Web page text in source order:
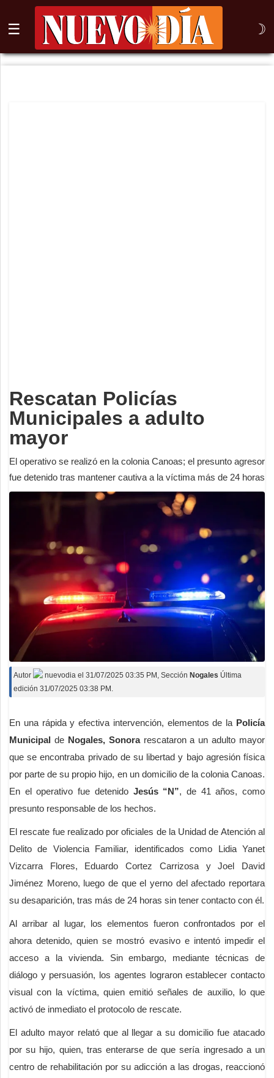
☰ ☽
⌕
Rescatan Policías
Municipales a adulto
mayor
El operativo se realizó en la colonia Canoas; el presunto agresor
fue detenido tras mantener cautiva a la víctima más de 24 horas
Autor nuevodia el 31/07/2025 03:35 PM , Sección Nogales Última
edición 31/07/2025 03:38 PM.
En una rápida y efectiva intervención, elementos de la Policía
Municipal de Nogales, Sonorarescataron a un adulto mayor
que se encontraba privado de su libertad y bajo agresión física
por parte de su propio hijo, en un domicilio de la colonia Canoas.
En el operativo fue detenido Jesús “N”, de 41 años, como
presunto responsable de los hechos.
El rescate fue realizado por oficiales de la Unidad de Atención al
Delito de Violencia Familiar, identificados como Lidia Yanet
Vizcarra Flores, Eduardo Cortez Carrizosa y Joel David
Jiménez Moreno, luego de que el yerno del afectado reportara
su desaparición, tras más de 24 horas sin tener contacto con él.
Al arribar al lugar, los elementos fueron confrontados por el
ahora detenido, quien se mostró evasivo e intentó impedir el
acceso a la vivienda. Sin embargo, mediante técnicas de
diálogo y persuasión, los agentes lograron establecer contacto
visual con la víctima, quien emitió señales de auxilio, lo que
activó de inmediato el protocolo de rescate.
El adulto mayor relató que al llegar a su domicilio fue atacado
por su hijo, quien, tras enterarse de que sería ingresado a un
centro de rehabilitación por su adicción a las drogas, reaccionó